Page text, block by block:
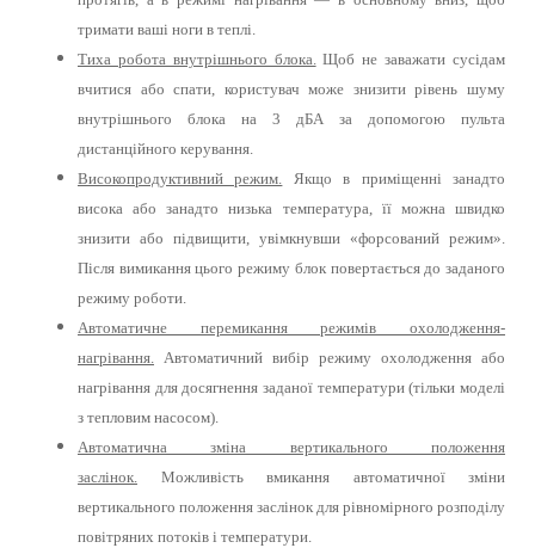
тримати ваші ноги в теплі.
Тиха робота внутрішнього блока. Щоб не заважати сусідам
вчитися або спати, користувач може знизити рівень шуму
внутрішнього блока на 3 дБА за допомогою пульта
дистанційного керування.
Високопродуктивний режим.
Якщо в приміщенні занадто
висока або занадто низька температура, її можна швидко
знизити або підвищити, увімкнувши «форсований режим».
Після вимикання цього режиму блок повертається до заданого
режиму роботи.
Автоматичне перемикання режимів охолодження-
нагрівання. Автоматичний вибір режиму охолодження або
нагрівання для досягнення заданої температури (тільки моделі
з тепловим насосом).
Автоматична зміна вертикального положення
заслінок.
Можливість вмикання автоматичної зміни
вертикального положення заслінок для рівномірного розподілу
повітряних потоків і температури.